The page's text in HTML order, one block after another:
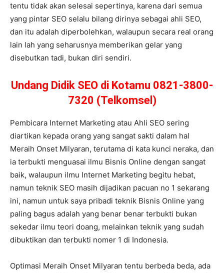
tentu tidak akan selesai sepertinya, karena dari semua
yang pintar SEO selalu bilang dirinya sebagai ahli SEO,
dan itu adalah diperbolehkan, walaupun secara real orang
lain lah yang seharusnya memberikan gelar yang
disebutkan tadi, bukan diri sendiri.
Undang Didik SEO di Kotamu 0821-3800-
7320 (Telkomsel)
Pembicara Internet Marketing atau Ahli SEO sering
diartikan kepada orang yang sangat sakti dalam hal
Meraih Onset Milyaran, terutama di kata kunci neraka, dan
ia terbukti menguasai ilmu Bisnis Online dengan sangat
baik, walaupun ilmu Internet Marketing begitu hebat,
namun teknik SEO masih dijadikan pacuan no 1 sekarang
ini, namun untuk saya pribadi teknik Bisnis Online yang
paling bagus adalah yang benar benar terbukti bukan
sekedar ilmu teori doang, melainkan teknik yang sudah
dibuktikan dan terbukti nomer 1 di Indonesia.
Optimasi Meraih Onset Milyaran tentu berbeda beda, ada